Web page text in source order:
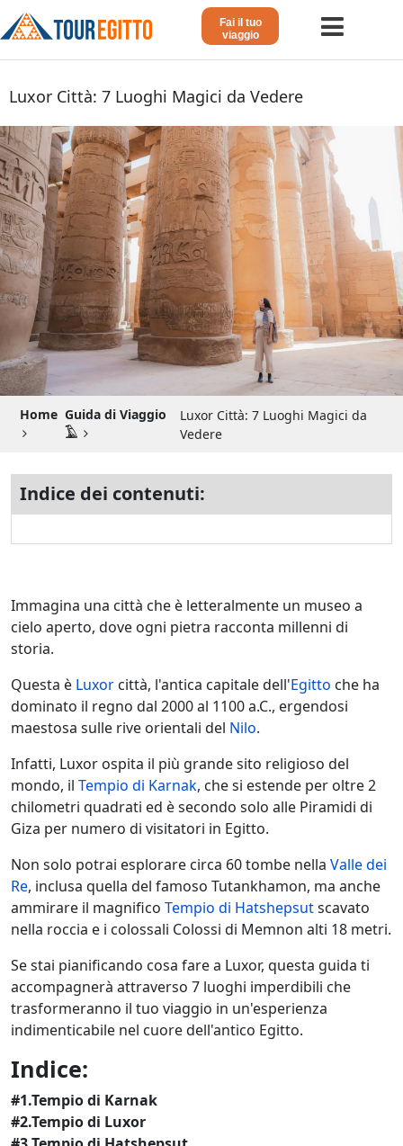
Fai il tuo
viaggio
Crociera sul Nilo
Vacanze Lusso in Egitto
Dahabeya Lusso
Agosto in Egitto
Tour Giordania
Altri
Blog 𓁐
Guida di Viaggio 𓉔
Luxor Città: 7 Luoghi Magici da Vedere
Home Guida di Viaggio
𓄿
Luxor Città: 7 Luoghi Magici da
Vedere
Indice dei contenuti:
Immagina una città che è letteralmente un museo a
cielo aperto, dove ogni pietra racconta millenni di
storia.
Questa è Luxor città, l'antica capitale dell'Egitto che ha
dominato il regno dal 2000 al 1100 a.C., ergendosi
maestosa sulle rive orientali del Nilo.
Infatti, Luxor ospita il più grande sito religioso del
mondo, il Tempio di Karnak, che si estende per oltre 2
chilometri quadrati ed è secondo solo alle Piramidi di
Giza per numero di visitatori in Egitto.
Non solo potrai esplorare circa 60 tombe nella Valle dei
Re, inclusa quella del famoso Tutankhamon, ma anche
ammirare il magnifico Tempio di Hatshepsutscavato
nella roccia e i colossali Colossi di Memnon alti 18 metri.
Se stai pianificando cosa fare a Luxor, questa guida ti
accompagnerà attraverso 7 luoghi imperdibili che
trasformeranno il tuo viaggio in un'esperienza
indimenticabile nel cuore dell'antico Egitto.
Indice:
#1.Tempio di Karnak
#2.Tempio di Luxor